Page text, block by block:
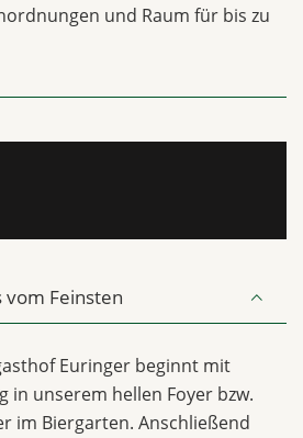
und Raum für bis zu
vom Feinsten
Euringer beginnt mit
in unserem hellen Foyer bzw.
im Biergarten. Anschließend